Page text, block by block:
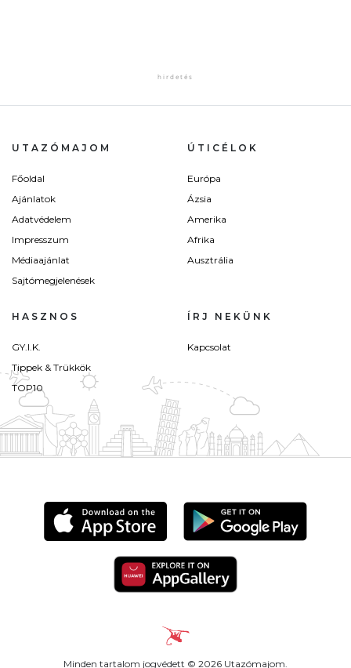
UTAZÓMAJOM
Főoldal
Ajánlatok
Adatvédelem
Impresszum
Médiaajánlat
Sajtómegjelenések
ÚTICÉLOK
Európa
Ázsia
Amerika
Afrika
Ausztrália
HASZNOS
GY.I.K.
Tippek & Trükkök
TOP10
ÍRJ NEKÜNK
Kapcsolat
Minden tartalom jogvédett © 2026 Utazómajom.